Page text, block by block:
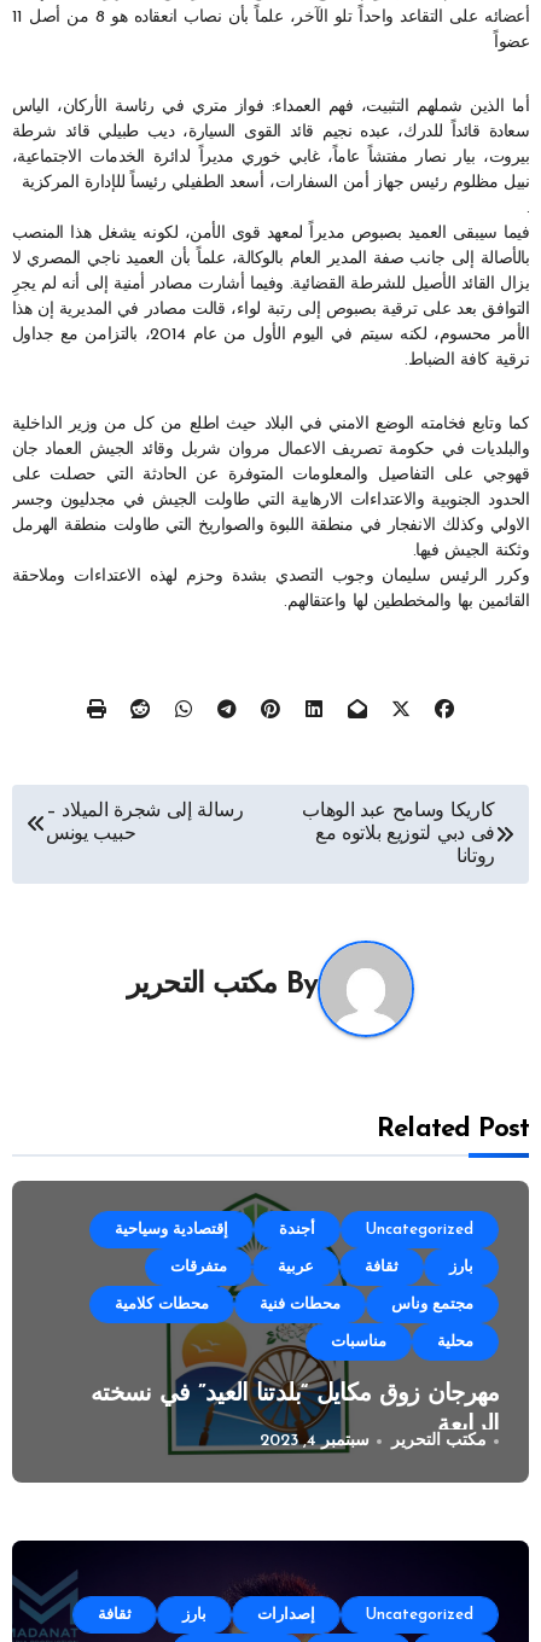
أعضائه على التقاعد واحداً تلو الآخر، علماً بأن نصاب انعقاده هو 8 من أصل 11
عضواً
أما الذين شملهم التثبيت، فهم العمداء: فواز متري في رئاسة الأركان، الياس
سعادة قائداً للدرك، عبده نجيم قائد القوى السيارة، ديب طبيلي قائد شرطة
بيروت، بيار نصار مفتشاً عاماً، غابي خوري مديراً لدائرة الخدمات الاجتماعية،
نبيل مظلوم رئيس جهاز أمن السفارات، أسعد الطفيلي رئيساً للإدارة المركزية
.
فيما سيبقى العميد بصبوص مديراً لمعهد قوى الأمن، لكونه يشغل هذا المنصب
بالأصالة إلى جانب صفة المدير العام بالوكالة، علماً بأن العميد ناجي المصري لا
يزال القائد الأصيل للشرطة القضائية. وفيما أشارت مصادر أمنية إلى أنه لم يجرِ
التوافق بعد على ترقية بصبوص إلى رتبة لواء، قالت مصادر في المديرية إن هذا
الأمر محسوم، لكنه سيتم في اليوم الأول من عام 2014، بالتزامن مع جداول
ترقية كافة الضباط.
كما وتابع فخامته الوضع الامني في البلاد حيث اطلع من كل من وزير الداخلية
والبلديات في حكومة تصريف الاعمال مروان شربل وقائد الجيش العماد جان
قهوجي على التفاصيل والمعلومات المتوفرة عن الحادثة التي حصلت على
الحدود الجنوبية والاعتداءات الارهابية التي طاولت الجيش في مجدليون وجسر
الاولي وكذلك الانفجار في منطقة اللبوة والصواريخ التي طاولت منطقة الهرمل
وثكنة الجيش فيها.
وكرر الرئيس سليمان وجوب التصدي بشدة وحزم لهذه الاعتداءات وملاحقة
القائمين بها والمخططين لها واعتقالهم.
تصفّح
المقالات
كاريكا وسامح عبد الوهاب
فى دبي لتوزيع بلاتوه مع
روتانا
رسالة إلى شجرة الميلاد –
حبيب يونس
By مكتب التحرير
Related Post
Uncategorized أجندة إقتصادية وسياحية
بارز ثقافة عربية متفرقات
مجتمع وناس محطات فنية محطات كلامية
محلية مناسبات
مهرجان زوق مكايل “بلدتنا العيد” في نسخته
الرابعة
مكتب التحرير سبتمبر 4, 2023
Uncategorized إصدارات بارز ثقافة